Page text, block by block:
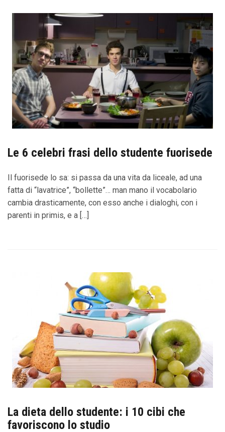
Le 6 celebri frasi dello studente fuorisede
Il fuorisede lo sa: si passa da una vita da liceale, ad una
fatta di “lavatrice”, “bollette”… man mano il vocabolario
cambia drasticamente, con esso anche i dialoghi, con i
parenti in primis, e a […]
La dieta dello studente: i 10 cibi che
favoriscono lo studio